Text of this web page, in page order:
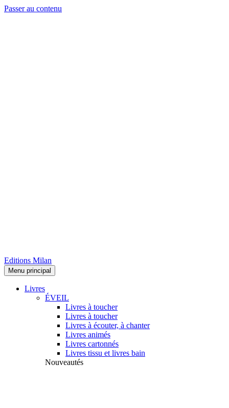
Passer au contenu
Editions Milan
Menu principal
Livres
ÉVEIL
Livres à toucher
Livres à toucher
Livres à écouter, à chanter
Livres animés
Livres cartonnés
Livres tissu et livres bain
Nouveautés